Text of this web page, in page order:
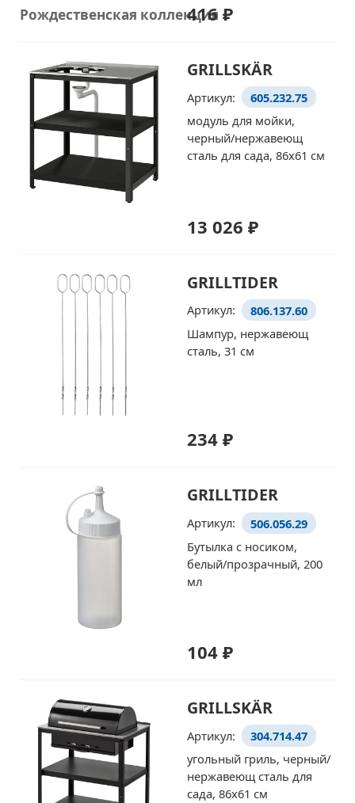
Рождественская коллекция
416 ₽
GRILLSKÄR
Артикул:
605.232.75
модуль для мойки,
черный/нержавеющ
сталь для сада, 86x61 см
13 026 ₽
GRILLTIDER
Артикул:
806.137.60
Шампур, нержавеющ
сталь, 31 см
234 ₽
GRILLTIDER
Артикул:
506.056.29
Бутылка с носиком,
белый/прозрачный, 200
мл
104 ₽
GRILLSKÄR
Артикул:
304.714.47
угольный гриль, черный/
нержавеющ сталь для
сада, 86x61 см